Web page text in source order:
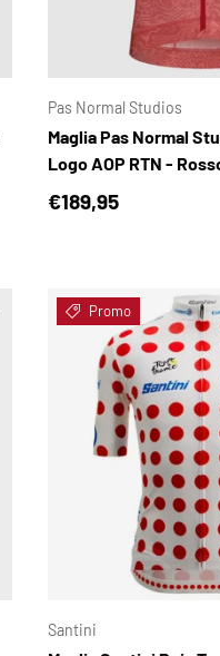
Pas Normal Studios
Maglia Pas Normal
Logo AOP RTN -
Prezzo normale
€189,95
Promo
Santini